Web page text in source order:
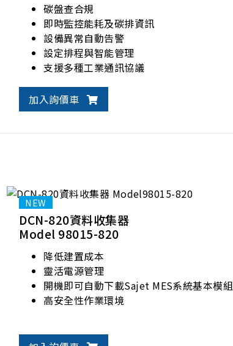
碳盤查合規
即時監控能耗及碳排資訊
設備異常自動告警
設定排程與智能管理
支援多種工業通訊協議
加入詢價車
DCN-820資料收集器
Model 98015-820
降低建置成本
靈活電源管理
開機即可自動下載Sajet MES系統基本模組
高安全性作業環境